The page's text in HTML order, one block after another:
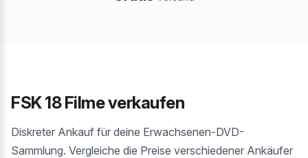
FSK 18 Filme verkaufen
Diskreter Ankauf für deine Erwachsenen-DVD-
Sammlung. Vergleiche die Preise verschiedener Ankäufer